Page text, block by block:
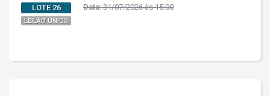
LOTE 26
LEILÃO ÚNICO
Data:31/07/2026 às 15:00